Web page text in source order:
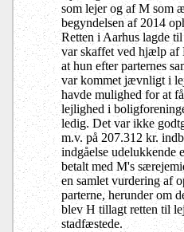
som lejer og af M som
begyndelsen af 2014
Retten i Aarhus lagde
var skaffet ved hjælp af
at hun efter parternes
var kommet jævnligt i
havde mulighed for at
lejlighed i
ledig. Det var ikke
m.v. på 207.312 kr.
indgåelse udelukkende
betalt med M's
en samlet vurdering af
parterne, herunder om
blev H tillagt retten til
stadfæstede.